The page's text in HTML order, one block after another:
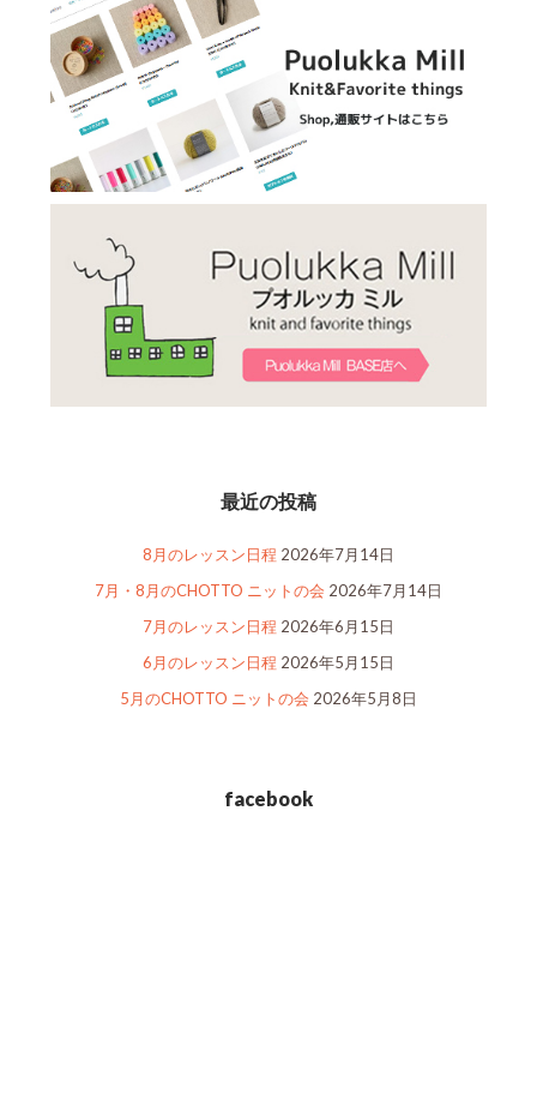
最近の投稿
8月のレッスン日程 2026年7月14日
7月・8月のCHOTTO ニットの会 2026年7月14日
7月のレッスン日程 2026年6月15日
6月のレッスン日程 2026年5月15日
5月のCHOTTO ニットの会 2026年5月8日
facebook